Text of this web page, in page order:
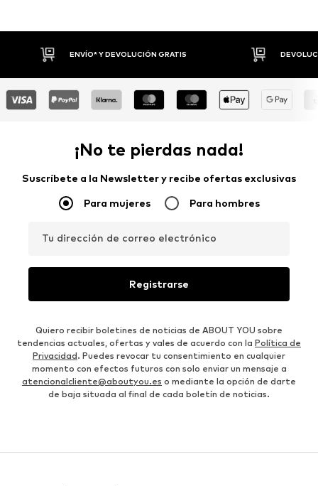
GRATIS DEVOLUCIONES HASTA 30 DÍAS
¡No te pierdas nada!
Suscríbete a la Newsletter y recibe ofertas exclusivas
Para mujeres Para hombres
Tu dirección de correo electrónico
Registrarse
Quiero recibir boletines de noticias de ABOUT YOU sobre
tendencias actuales, ofertas y vales de acuerdo con la Política de
Privacidad. Puedes revocar tu consentimiento en cualquier
momento con efectos futuros con solo enviar un mensaje a
atencionalcliente@aboutyou.es o mediante la opción de darte
de baja situada al final de cada boletín de noticias.